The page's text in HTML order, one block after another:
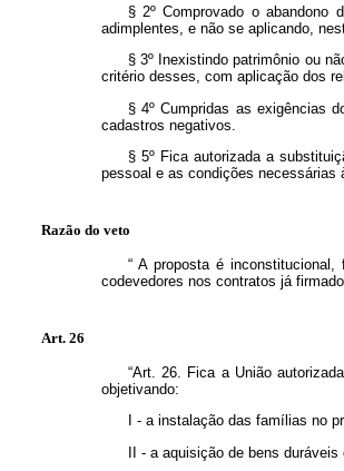
§ 2º Comprovado o abandono
adimplentes, e não se aplicando,
§ 3º Inexistindo patrimônio ou
critério desses, com aplicação dos
§ 4º Cumpridas as exigências
cadastros negativos.
§ 5º Fica autorizada a
pessoal e as condições necessárias
Razão do veto
“ A proposta é
codevedores nos contratos já
Art. 26
“Art. 26. Fica a União
objetivando:
I - a instalação das famílias no
II - a aquisição de bens